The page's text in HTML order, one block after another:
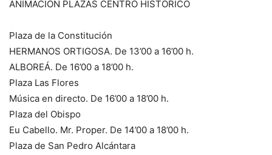
ANIMACIÓN PLAZAS CENTRO HISTÓRICO
Plaza de la Constitución
HERMANOS ORTIGOSA. De 13’00 a 16’00 h.
ALBOREÁ. De 16’00 a 18’00 h.
Plaza Las Flores
Música en directo. De 16’00 a 18’00 h.
Plaza del Obispo
Eu Cabello. Mr. Proper. De 14’00 a 18’00 h.
Plaza de San Pedro Alcántara